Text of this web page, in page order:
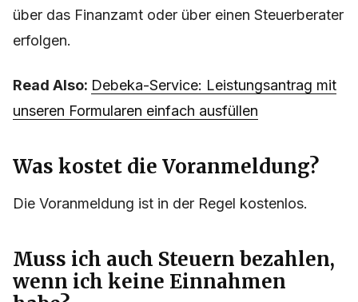
über das Finanzamt oder über einen Steuerberater
erfolgen.
Read Also: Debeka-Service: Leistungsantrag mit
unseren Formularen einfach ausfüllen
Was kostet die Voranmeldung?
Die Voranmeldung ist in der Regel kostenlos.
Muss ich auch Steuern bezahlen,
wenn ich keine Einnahmen